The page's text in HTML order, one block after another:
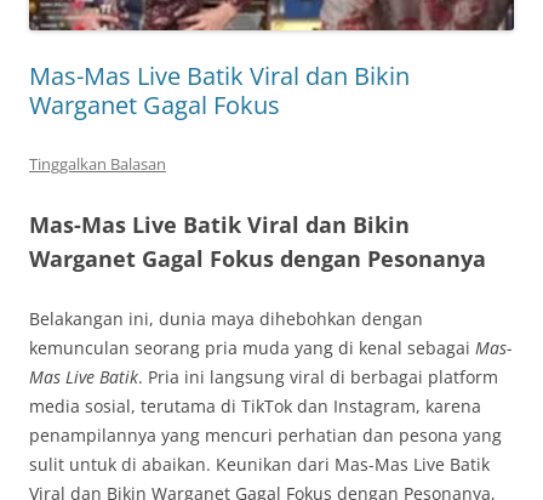
Mas-Mas Live Batik Viral dan Bikin
Warganet Gagal Fokus
Tinggalkan Balasan
Mas-Mas Live Batik Viral dan Bikin
Warganet Gagal Fokus dengan Pesonanya
Belakangan ini, dunia maya dihebohkan dengan
kemunculan seorang pria muda yang di kenal sebagai Mas-
Mas Live Batik. Pria ini langsung viral di berbagai platform
media sosial, terutama di TikTok dan Instagram, karena
penampilannya yang mencuri perhatian dan pesona yang
sulit untuk di abaikan. Keunikan dari Mas-Mas Live Batik
Viral dan Bikin Warganet Gagal Fokus dengan Pesonanya,